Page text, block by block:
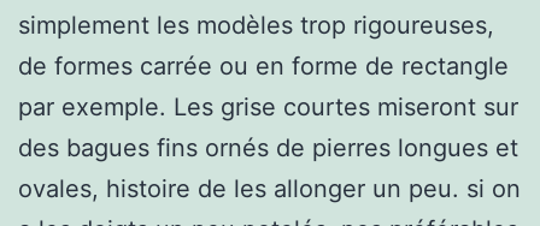
simplement les modèles trop rigoureuses,
de formes carrée ou en forme de rectangle
par exemple. Les grise courtes miseront sur
des bagues fins ornés de pierres longues et
ovales, histoire de les allonger un peu. si on